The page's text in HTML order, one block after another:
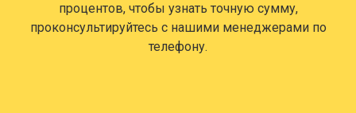
процентов, чтобы узнать точную сумму,
проконсультируйтесь с нашими менеджерами по
телефону.